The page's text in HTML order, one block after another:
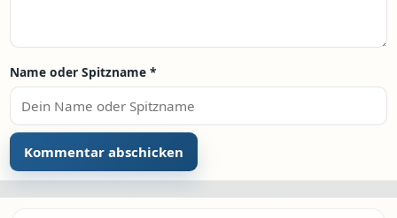
Name oder Spitzname *